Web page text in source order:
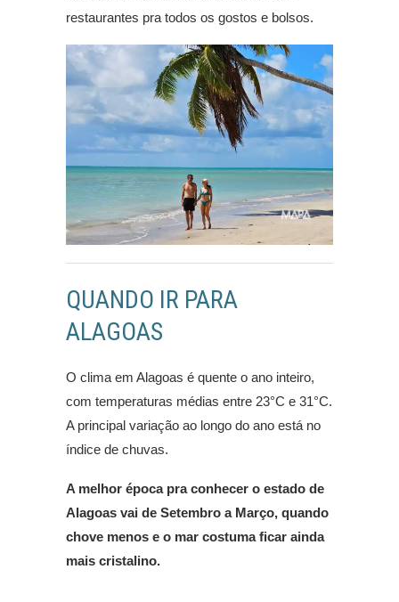
restaurantes pra todos os gostos e bolsos.
QUANDO IR PARA
ALAGOAS
O clima em Alagoas é quente o ano inteiro,
com temperaturas médias entre 23°C e 31°C.
A principal variação ao longo do ano está no
índice de chuvas.
A melhor época pra conhecer o estado de
Alagoas vai de Setembro a Março, quando
chove menos e o mar costuma ficar ainda
mais cristalino.